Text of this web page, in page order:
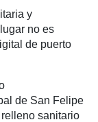
y
no es
de puerto
de San Felipe
sanitario